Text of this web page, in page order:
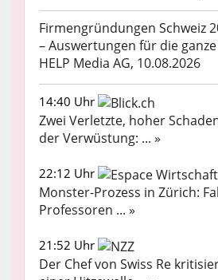
Firmengründungen Schweiz
– Auswertungen für die ganze
HELP Media AG, 10.08.2026
14:40 Uhr
Zwei Verletzte, hoher
der Verwüstung: ... »
22:12 Uhr
Monster-Prozess in Zürich:
Professoren ... »
21:52 Uhr
Der Chef von Swiss Re